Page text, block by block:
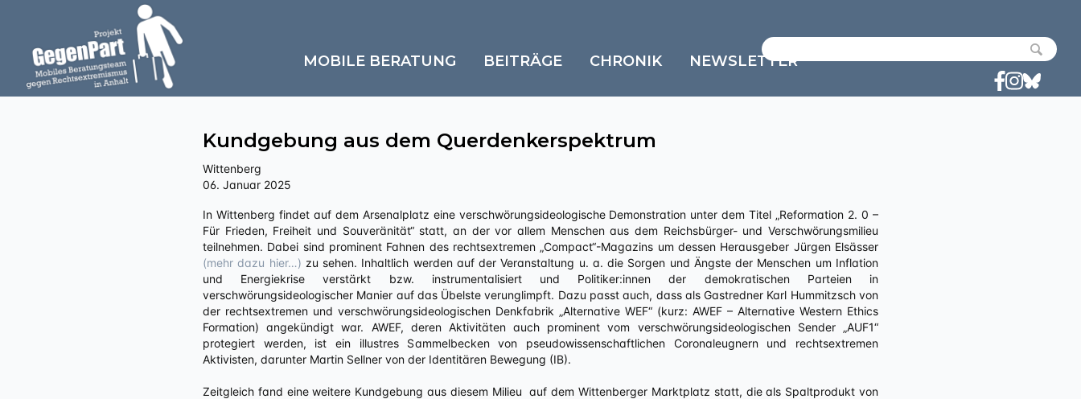
MOBILE BERATUNG BEITRÄGE CHRONIK NEWSLETTER
Kundgebung aus dem Querdenkerspektrum
Wittenberg
06. Januar 2025
In Wittenberg findet auf dem Arsenalplatz eine verschwörungsideologische Demonstration unter dem Titel „Reformation 2. 0 –
Für Frieden, Freiheit und Souveränität“ statt, an der vor allem Menschen aus dem Reichsbürger- und Verschwörungsmilieu
teilnehmen. Dabei sind prominent Fahnen des rechtsextremen „Compact“-Magazins um dessen Herausgeber Jürgen Elsässer
(mehr dazu hier…) zu sehen. Inhaltlich werden auf der Veranstaltung u. a. die Sorgen und Ängste der Menschen um Inflation
und Energiekrise verstärkt bzw. instrumentalisiert und Politiker:innen der demokratischen Parteien in
verschwörungsideologischer Manier auf das Übelste verunglimpft. Dazu passt auch, dass als Gastredner Karl Hummitzsch von
der rechtsextremen und verschwörungsideologischen Denkfabrik „Alternative WEF“ (kurz: AWEF – Alternative Western Ethics
Formation) angekündigt war. AWEF, deren Aktivitäten auch prominent vom verschwörungsideologischen Sender „AUF1“
protegiert werden, ist ein illustres Sammelbecken von pseudowissenschaftlichen Coronaleugnern und rechtsextremen
Aktivisten, darunter Martin Sellner von der Identitären Bewegung (IB).
Zeitgleich fand eine weitere Kundgebung aus diesem Milieu auf dem Wittenberger Marktplatz statt, die als Spaltprodukt von